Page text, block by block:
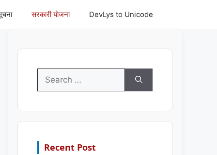
सरकारी योजना DevLys to Unicode
Search
for:
Recent Post